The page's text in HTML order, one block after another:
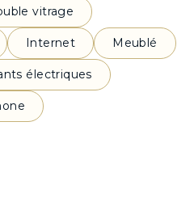
vitrage
Internet Meublé
électriques